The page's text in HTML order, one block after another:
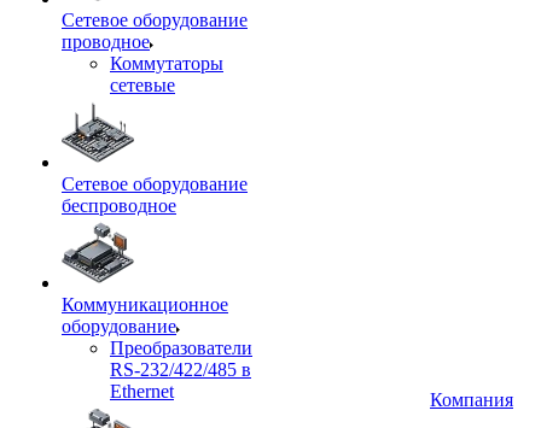
Сетевое оборудование
проводное
Коммутаторы
сетевые
Сетевое оборудование
беспроводное
Коммуникационное
оборудование
Преобразователи
RS-232/422/485 в
Ethernet
Компания